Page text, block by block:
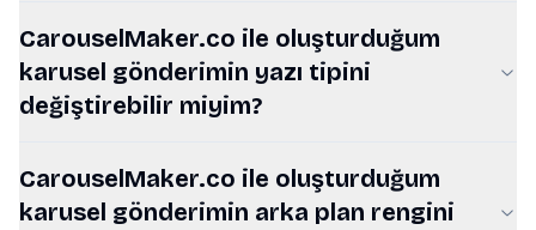
CarouselMaker.co ile oluşturduğum
karusel gönderimin yazı tipini
değiştirebilir miyim?
CarouselMaker.co ile oluşturduğum
karusel gönderimin arka plan rengini